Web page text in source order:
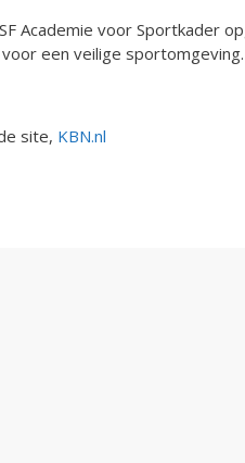
Academie voor Sportkader
een veilige sportomgeving.
site, KBN.nl